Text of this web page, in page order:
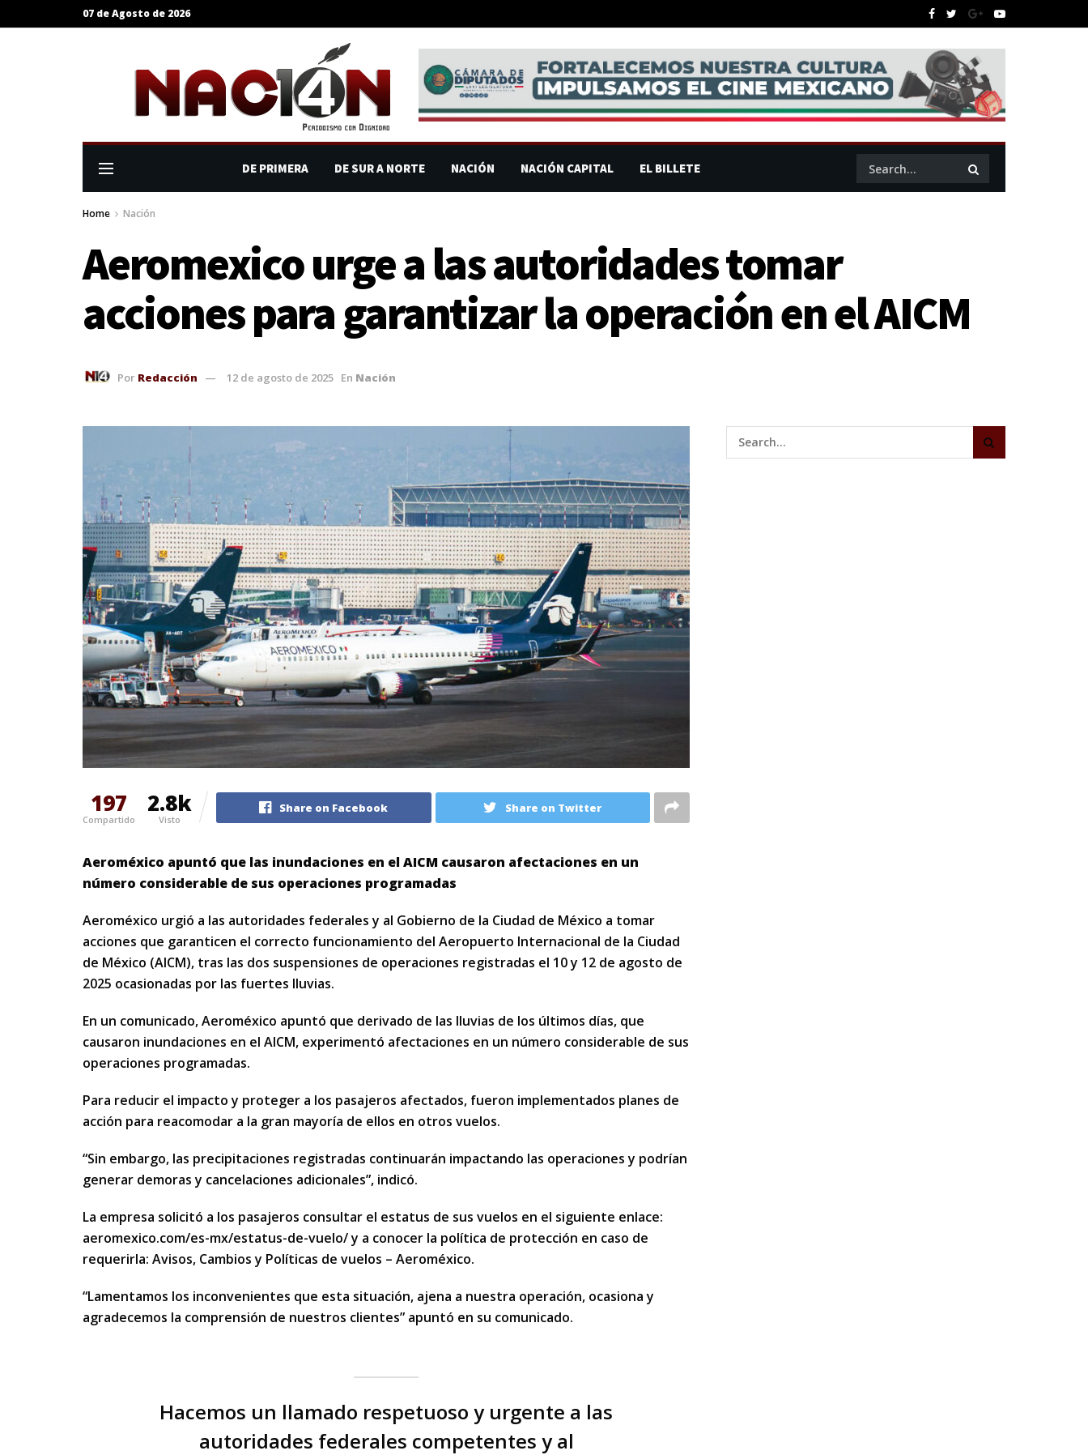
07 de Agosto de 2026
DE PRIMERA DE SUR A NORTE NACIÓN NACIÓN CAPITAL EL BILLETE
Home Nación
Aeromexico urge a las autoridades tomar
acciones para garantizar la operación en el AICM
Por Redacción 12 de agosto de 2025 En Nación
197
Compartido
2.8k
Visto
Share on Facebook Share on Twitter
Aeroméxico apuntó que las inundaciones en el AICM causaron afectaciones en un
número considerable de sus operaciones programadas
Aeroméxico urgió a las autoridades federales y al Gobierno de la Ciudad de México a tomar
acciones que garanticen el correcto funcionamiento del Aeropuerto Internacional de la Ciudad
de México (AICM), tras las dos suspensiones de operaciones registradas el 10 y 12 de agosto de
2025 ocasionadas por las fuertes lluvias.
En un comunicado, Aeroméxico apuntó que derivado de las lluvias de los últimos días, que
causaron inundaciones en el AICM, experimentó afectaciones en un número considerable de sus
operaciones programadas.
Para reducir el impacto y proteger a los pasajeros afectados, fueron implementados planes de
acción para reacomodar a la gran mayoría de ellos en otros vuelos.
“Sin embargo, las precipitaciones registradas continuarán impactando las operaciones y podrían
generar demoras y cancelaciones adicionales”, indicó.
La empresa solicitó a los pasajeros consultar el estatus de sus vuelos en el siguiente enlace:
aeromexico.com/es-mx/estatus-de-vuelo/ y a conocer la política de protección en caso de
requerirla: Avisos, Cambios y Políticas de vuelos – Aeroméxico.
“Lamentamos los inconvenientes que esta situación, ajena a nuestra operación, ocasiona y
agradecemos la comprensión de nuestros clientes” apuntó en su comunicado.
Hacemos un llamado respetuoso y urgente a las
autoridades federales competentes y al